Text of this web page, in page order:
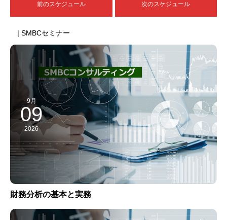
前のスケジュール 次のスケジュール
| SMBCセミナー
9月
09
2026
財務分析の基本と実務